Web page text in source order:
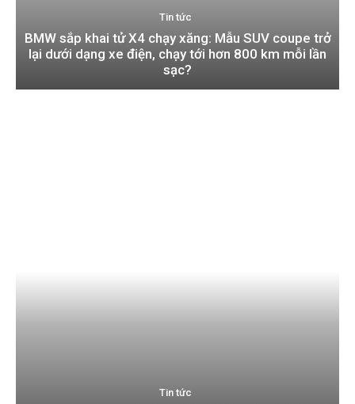
Tin tức
BMW sắp khai tử X4 chạy xăng: Mẫu SUV coupe trở
lại dưới dạng xe điện, chạy tới hơn 800 km mỗi lần
sạc?
Tin tức